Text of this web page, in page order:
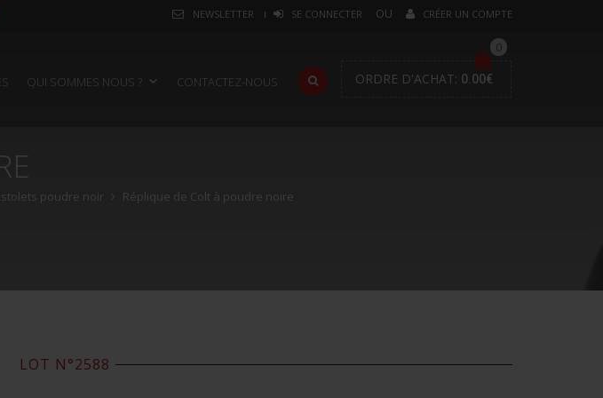
NEWSLETTER SE CONNECTER CRÉER UN COMPTE
QUI SOMMES NOUS ? CONTACTEZ-NOUS
0
ORDRE D'ACHAT: 0.00€
poudre noir Réplique de Colt à poudre noire
LOT N°2588